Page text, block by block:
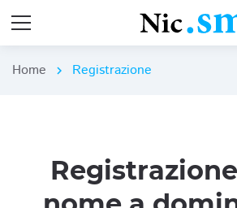
Home chevron_right Registrazione